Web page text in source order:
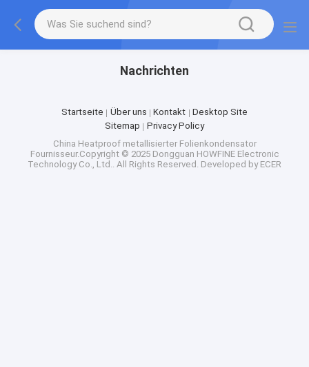
Nachrichten
Startseite Über uns Kontakt
Desktop Site
Sitemap
Privacy Policy
China Heatproof metallisierter Folienkondensator
Fournisseur.Copyright © 2025 Dongguan HOWFINE Electronic
Technology Co., Ltd.. All Rights Reserved. Developed by ECER